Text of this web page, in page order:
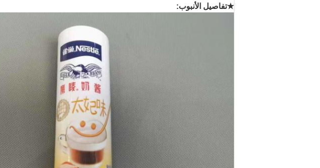
★تفاصيل الأنبوب: